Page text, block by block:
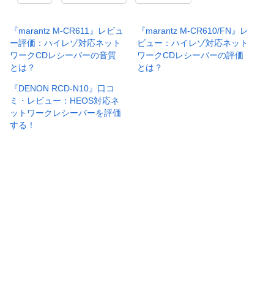
『marantz M-CR611』レビュ
ー評価：ハイレゾ対応ネット
ワークCDレシーバーの音質
とは？
『marantz M-CR610/FN』レ
ビュー：ハイレゾ対応ネット
ワークCDレシーバーの評価
とは？
『DENON RCD-N10』口コ
ミ・レビュー：HEOS対応ネ
ットワークレシーバーを評価
する！